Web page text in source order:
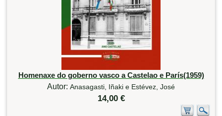
Homenaxe do goberno vasco a Castelao e París(1959)
Autor: Anasagasti, Iñaki e Estévez, José
14,00 €